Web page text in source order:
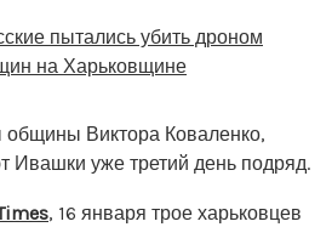
пытались убить дроном
на Харьковщине
Виктора Коваленко,
Ивашки уже третий день подряд.
, 16 января трое харьковцев